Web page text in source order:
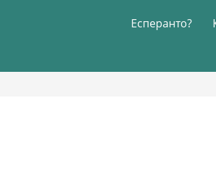
Есперанто?